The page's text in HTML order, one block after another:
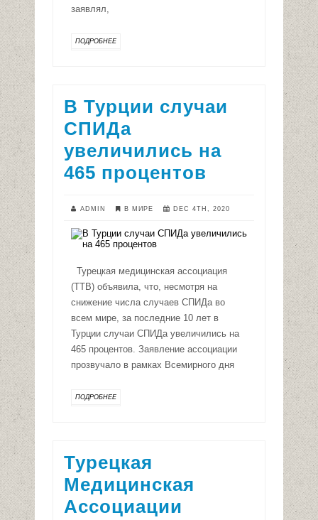
заявлял,
ПОДРОБНЕЕ
В Турции случаи
СПИДа
увеличились на
465 процентов
ADMIN В МИРЕ DEC 4TH, 2020
Турецкая медицинская ассоциация
(TTB) объявила, что, несмотря на
снижение числа случаев СПИДа во
всем мире, за последние 10 лет в
Турции случаи СПИДа увеличились на
465 процентов. Заявление ассоциации
прозвучало в рамках Всемирного дня
ПОДРОБНЕЕ
Турецкая
Медицинская
Ассоциации